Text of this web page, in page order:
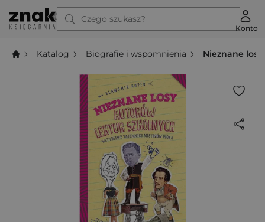
Czego szukasz?
Konto
Katalog Biografie i wspomnienia Nieznane